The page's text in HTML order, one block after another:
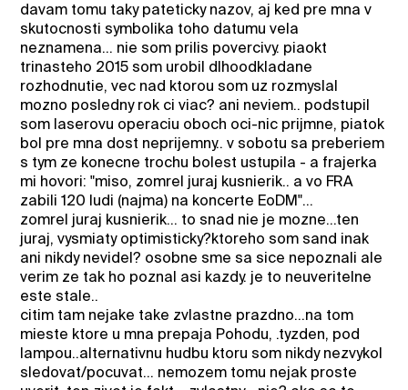
davam tomu taky pateticky nazov, aj ked pre mna v
skutocnosti symbolika toho datumu vela
neznamena... nie som prilis povercivy. piaokt
trinasteho 2015 som urobil dlhoodkladane
rozhodnutie, vec nad ktorou som uz rozmyslal
mozno posledny rok ci viac? ani neviem.. podstupil
som laserovu operaciu oboch oci-nic prijmne, piatok
bol pre mna dost neprijemny.. v sobotu sa preberiem
s tym ze konecne trochu bolest ustupila - a frajerka
mi hovori: "miso, zomrel juraj kusnierik.. a vo FRA
zabili 120 ludi (najma) na koncerte EoDM"...
zomrel juraj kusnierik... to snad nie je mozne...ten
juraj, vysmiaty optimisticky?ktoreho som sand inak
ani nikdy nevidel? osobne sme sa sice nepoznali ale
verim ze tak ho poznal asi kazdy. je to neuveritelne
este stale..
citim tam nejake take zvlastne prazdno...na tom
mieste ktore u mna prepaja Pohodu, .tyzden, pod
lampou..alternativnu hudbu ktoru som nikdy nezvykol
sledovat/pocuvat... nemozem tomu nejak proste